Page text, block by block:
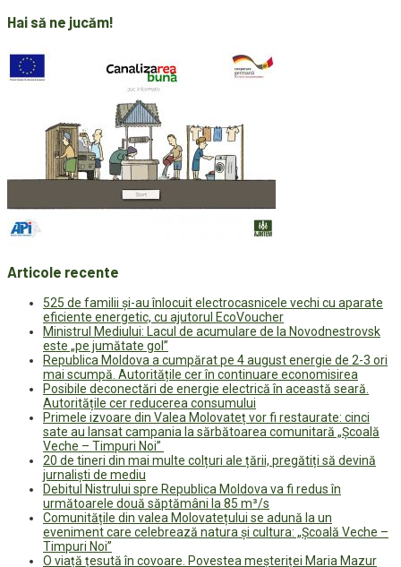
Hai să ne jucăm!
Articole recente
525 de familii și-au înlocuit electrocasnicele vechi cu aparate
eficiente energetic, cu ajutorul EcoVoucher
Ministrul Mediului: Lacul de acumulare de la Novodnestrovsk
este „pe jumătate gol”
Republica Moldova a cumpărat pe 4 august energie de 2-3 ori
mai scumpă. Autoritățile cer în continuare economisirea
Posibile deconectări de energie electrică în această seară.
Autoritățile cer reducerea consumului
Primele izvoare din Valea Molovateț vor fi restaurate: cinci
sate au lansat campania la sărbătoarea comunitară „Școală
Veche – Timpuri Noi”
20 de tineri din mai multe colțuri ale țării, pregătiți să devină
jurnaliști de mediu
Debitul Nistrului spre Republica Moldova va fi redus în
următoarele două săptămâni la 85 m³/s
Comunitățile din valea Molovatețului se adună la un
eveniment care celebrează natura și cultura: „Școală Veche –
Timpuri Noi”
O viață țesută în covoare. Povestea meșteriței Maria Mazur